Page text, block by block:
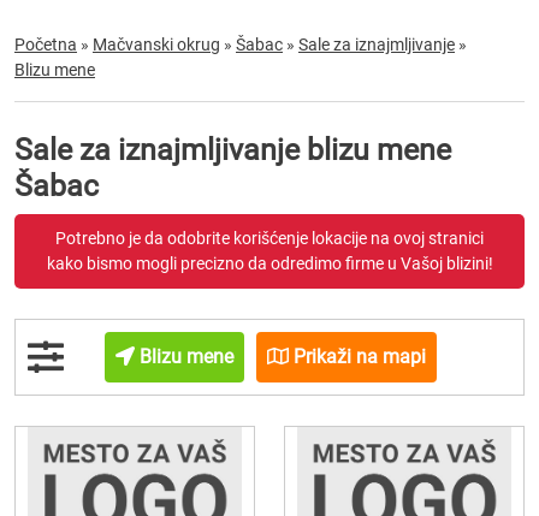
Početna » Mačvanski okrug » Šabac » Sale za iznajmljivanje »
Blizu mene
Sale za iznajmljivanje blizu mene
Šabac
Potrebno je da odobrite korišćenje lokacije na ovoj stranici
kako bismo mogli precizno da odredimo firme u Vašoj blizini!
Blizu mene Prikaži na mapi